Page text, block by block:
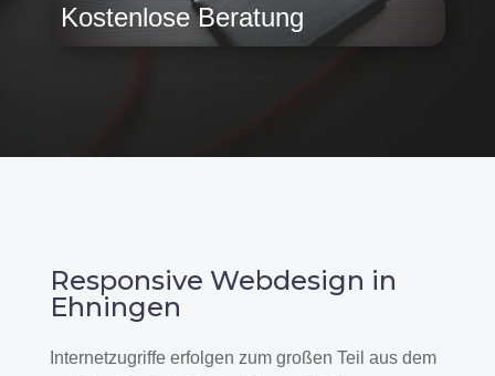
Kostenlose Beratung
Responsive Webdesign in
Ehningen
Internetzugriffe erfolgen zum großen Teil aus dem